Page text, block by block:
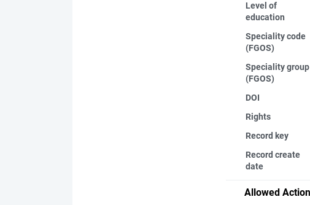
Level of
education
Speciality code
(FGOS)
Speciality group
(FGOS)
DOI
Rights
Record key
Record create
date
Allowed